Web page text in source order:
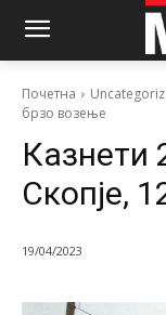
Почетна
брзо возење
Казнети
Скопје,
19/04/2023